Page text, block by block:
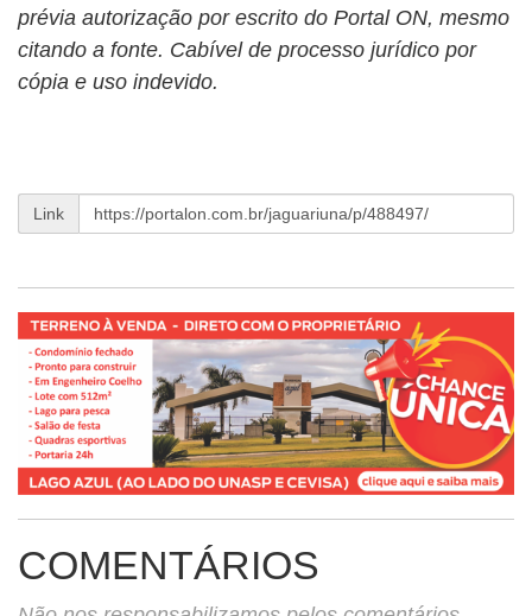
prévia autorização por escrito do Portal ON, mesmo
citando a fonte. Cabível de processo jurídico por
cópia e uso indevido.
Link
COMENTÁRIOS